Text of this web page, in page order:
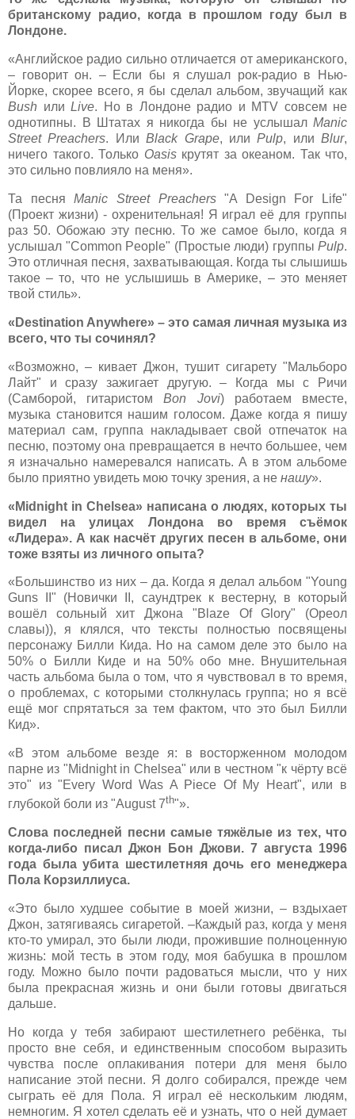
британскому радио, когда в прошлом году был в
Лондоне.
«Английское радио сильно отличается от американского,
– говорит он. – Если бы я слушал рок-радио в Нью-
Йорке, скорее всего, я бы сделал альбом, звучащий как
Bush или Live. Но в Лондоне радио и MTV совсем не
однотипны. В Штатах я никогда бы не услышал Manic
Street Preachers. ИлиBlack Grape, илиPulp, или Blur,
ничего такого. Только Oasisкрутят за океаном. Так что,
это сильно повлияло на меня».
Та песняManic Street Preachers"A Design For Life"
(Проект жизни) - охренительная! Я играл её для группы
раз 50. Обожаю эту песню. То же самое было, когда я
услышал "Common People" (Простые люди) группы Pulp.
Это отличная песня, захватывающая. Когда ты слышишь
такое – то, что не услышишь в Америке, – это меняет
твой стиль».
«Destination Anywhere» – это самая личная музыка из
всего, что ты сочинял?
«Возможно, – кивает Джон, тушит сигарету "Мальборо
Лайт" и сразу зажигает другую. – Когда мы с Ричи
(Самборой, гитаристомBon Jovi) работаем вместе,
музыка становится нашим голосом. Даже когда я пишу
материал сам, группа накладывает свой отпечаток на
песню, поэтому она превращается в нечто большее, чем
я изначально намеревался написать. А в этом альбоме
было приятно увидеть мою точку зрения, а не нашу».
«Midnight in Chelsea» написана о людях, которых ты
видел на улицах Лондона во время съёмок
«Лидера». А как насчёт других песен в альбоме, они
тоже взяты из личного опыта?
«Большинство из них – да. Когда я делал альбом "Young
Guns II" (Новички II, саундтрек к вестерну, в который
вошёл сольный хит Джона "Blaze Of Glory" (Ореол
славы)), я клялся, что тексты полностью посвящены
персонажу Билли Кида. Но на самом деле это было на
50% о Билли Киде и на 50% обо мне. Внушительная
часть альбома была о том, что я чувствовал в то время,
о проблемах, с которыми столкнулась группа; но я всё
ещё мог спрятаться за тем фактом, что это был Билли
Кид».
«В этом альбоме везде я: в восторженном молодом
парне из "Midnight in Chelsea" или в честном "к чёрту всё
это" из "Every Word Was A Piece Of My Heart", или в
глубокой боли из "August 7th"».
Слова последней песни самые тяжёлые из тех, что
когда-либо писал Джон Бон Джови. 7 августа 1996
года была убита шестилетняя дочь его менеджера
Пола Корзиллиуса.
«Это было худшее событие в моей жизни, – вздыхает
Джон, затягиваясь сигаретой. –Каждый раз, когда у меня
кто-то умирал, это были люди, прожившие полноценную
жизнь: мой тесть в этом году, моя бабушка в прошлом
году. Можно было почти радоваться мысли, что у них
была прекрасная жизнь и они были готовы двигаться
дальше.
Но когда у тебя забирают шестилетнего ребёнка, ты
просто вне себя, и единственным способом выразить
чувства после оплакивания потери для меня было
написание этой песни. Я долго собирался, прежде чем
сыграть её для Пола. Я играл её нескольким людям,
немногим. Я хотел сделать её и узнать, что о ней думает